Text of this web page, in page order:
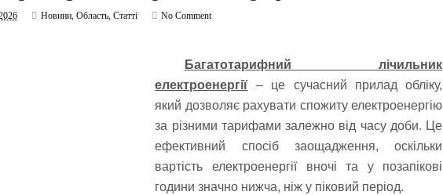
Новини,Область,Статті
No Comment
Багатотарифний лічильник
електроенергії – це сучасний прилад обліку,
який дозволяє рахувати спожиту електроенергію
за різними тарифами залежно від часу доби. Це
ефективний спосіб заощадження, оскільки
вартість електроенергії вночі та у позапікові
години значно нижча, ніж у піковий період.